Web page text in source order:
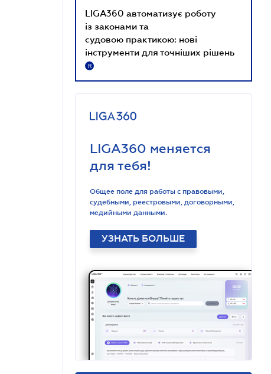
LIGA360 автоматизує роботу
із законами та
судовою практикою: нові
інструменти для точніших рішень
R
LIGA360 меняется
для тебя!
Общее поле для работы с правовыми,
судебными, реестровыми, договорными,
медийными данными.
УЗНАТЬ БОЛЬШЕ